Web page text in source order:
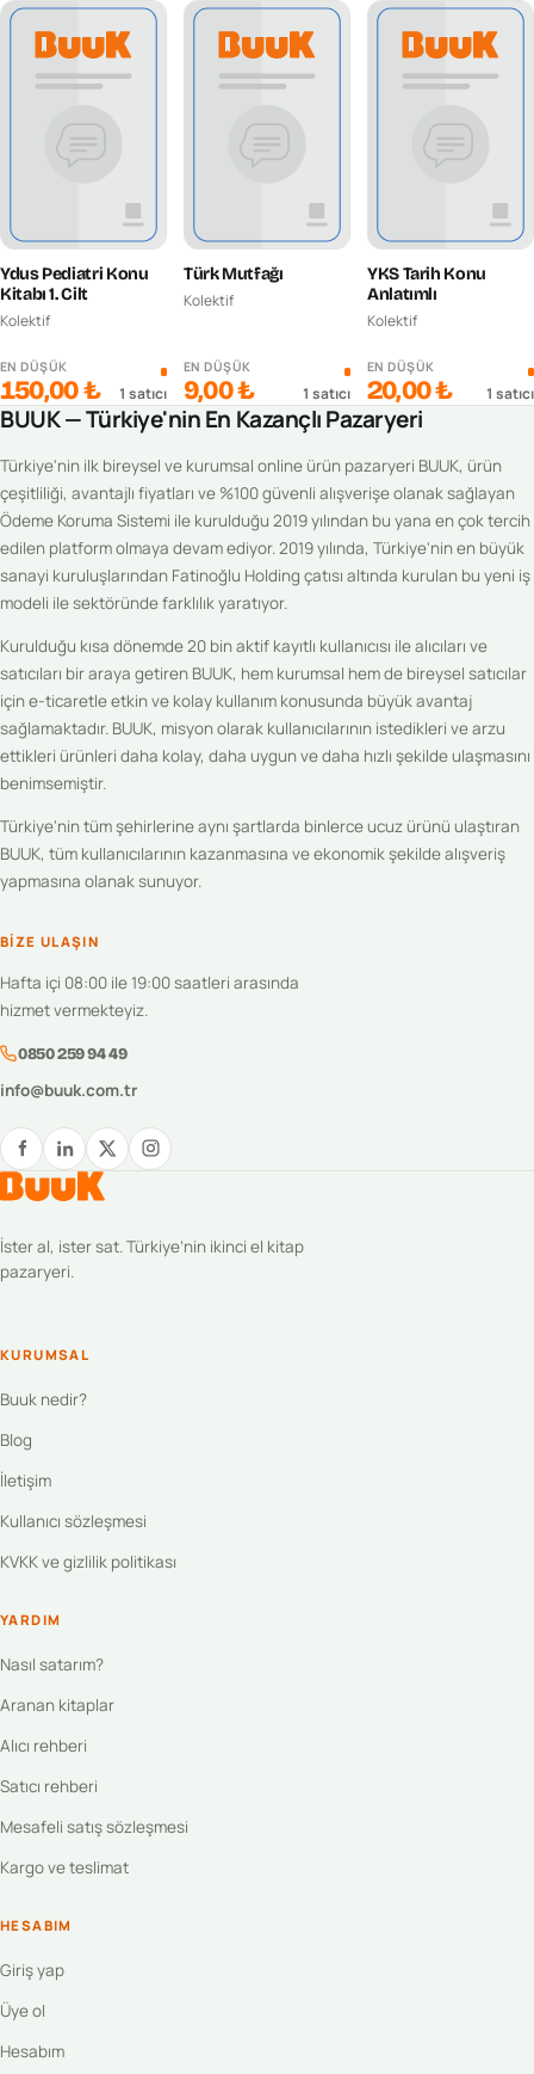
Ydus Pediatri Konu
Kitabı 1. Cilt
Kolektif
EN DÜŞÜK
150,00 ₺ 1 satıcı
Türk Mutfağı
Kolektif
EN DÜŞÜK
9,00 ₺ 1 satıcı
YKS Tarih Konu
Anlatımlı
Kolektif
EN DÜŞÜK
20,00 ₺ 1 satıcı
BUUK — Türkiye'nin En Kazançlı Pazaryeri
Türkiye'nin ilk bireysel ve kurumsal online ürün pazaryeri BUUK, ürün
çeşitliliği, avantajlı fiyatları ve %100 güvenli alışverişe olanak sağlayan
Ödeme Koruma Sistemi ile kurulduğu 2019 yılından bu yana en çok tercih
edilen platform olmaya devam ediyor. 2019 yılında, Türkiye'nin en büyük
sanayi kuruluşlarından Fatinoğlu Holding çatısı altında kurulan bu yeni iş
modeli ile sektöründe farklılık yaratıyor.
Kurulduğu kısa dönemde 20 bin aktif kayıtlı kullanıcısı ile alıcıları ve
satıcıları bir araya getiren BUUK, hem kurumsal hem de bireysel satıcılar
için e-ticaretle etkin ve kolay kullanım konusunda büyük avantaj
sağlamaktadır. BUUK, misyon olarak kullanıcılarının istedikleri ve arzu
ettikleri ürünleri daha kolay, daha uygun ve daha hızlı şekilde ulaşmasını
benimsemiştir.
Türkiye'nin tüm şehirlerine aynı şartlarda binlerce ucuz ürünü ulaştıran
BUUK, tüm kullanıcılarının kazanmasına ve ekonomik şekilde alışveriş
yapmasına olanak sunuyor.
BIZE ULAŞIN
Hafta içi 08:00 ile 19:00 saatleri arasında
hizmet vermekteyiz.
0850 259 94 49
info@buuk.com.tr
İster al, ister sat. Türkiye’nin ikinci el kitap
pazaryeri.
KURUMSAL
Buuk nedir?
Blog
İletişim
Kullanıcı sözleşmesi
KVKK ve gizlilik politikası
YARDIM
Nasıl satarım?
Aranan kitaplar
Alıcı rehberi
Satıcı rehberi
Mesafeli satış sözleşmesi
Kargo ve teslimat
HESABIM
Giriş yap
Üye ol
Hesabım